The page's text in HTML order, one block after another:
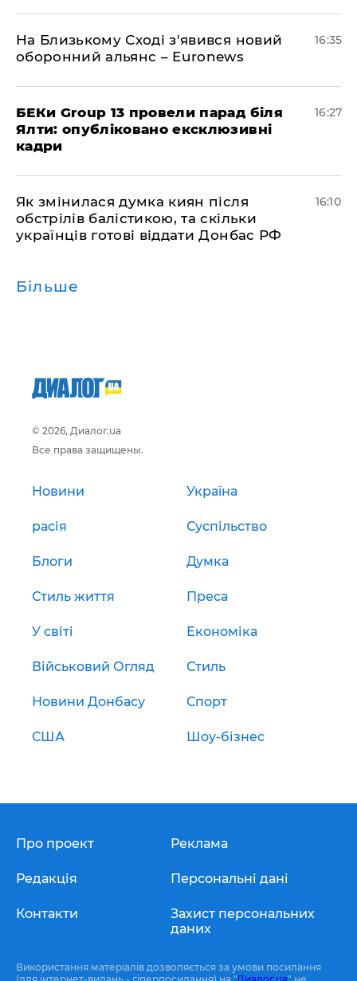
На Близькому Сході з'явився новий
оборонний альянс – Euronews
16:35
БЕКи Group 13 провели парад біля
Ялти: опубліковано ексклюзивні
кадри
16:27
Як змінилася думка киян після
обстрілів балістикою, та скільки
українців готові віддати Донбас РФ
16:10
Більше
© 2026, Диалог.ua
Все права защищены.
Новини Україна
расія Суспільство
Блоги Думка
Стиль життя Преса
У світі Економіка
Військовий Огляд Стиль
Новини Донбасу Спорт
США Шоу-бізнес
Про проект
Редакція
Контакти
Реклама
Персональні дані
Захист персональних
даних
Використання матеріалів дозволяється за умови посилання